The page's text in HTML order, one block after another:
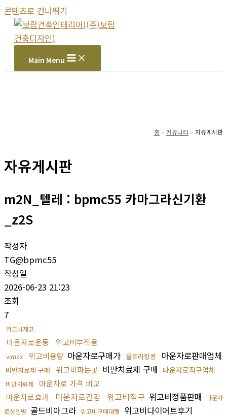
콘텐츠로 건너뛰기
Main Menu
홈 커뮤니티 자유게시판
자유게시판
m2N_텔레 : bpmc55 카마그라신기환
_z2S
작성자
TG@bpmc55
작성일
2026-06-23 21:23
조회
7
위고비재고
마운자로운동 위고비부작용
vimax 위고비용량 마운자로구매가 울트라킹콩 마운자로판매업체
비만치료제 구매 위고비파는곳 비만치료제 구매 마운자로직구업체
비만치료제
마운자로 가격 비교
마운자로효과
마운자로건강 위고비직구 위고비정품판매
마운자
로성인병 골드비아그라 위고비구매대행 위고비다이어트후기